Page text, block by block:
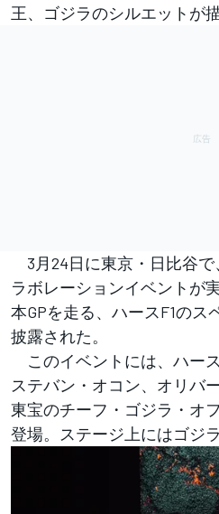
王、ゴジラのシルエットが
3月24日に東京・日比谷で
ラボレーションイベントが
本GPを走る、ハースF1のス
披露された。
このイベントには、ハー
ステバン・オコン、オリバ
東宝のチーフ・ゴジラ・オ
登場。ステージ上にはゴジ